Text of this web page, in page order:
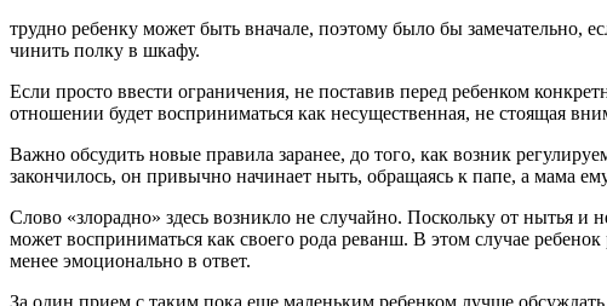
трудно ребенку может быть вначале, поэтому было бы замечательно,
чинить полку в шкафу.
Если просто ввести ограничения, не поста­вив перед ребенком
отношении будет восприниматься как не­существенная, не стоящая
Важно обсудить новые правила заранее, до того, как возник
закончилось, он привычно начинает ныть, обращаясь к папе, а мама
Слово «злорадно» здесь возникло не слу­чайно. Поскольку от нытья и
может восприниматься как свое­го рода реванш. В этом случае
менее эмоционально в ответ.